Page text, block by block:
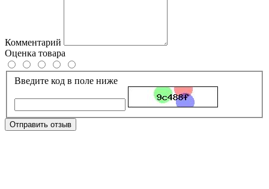
Комментарий
Оценка товара
Введите код в поле ниже
Отправить отзыв